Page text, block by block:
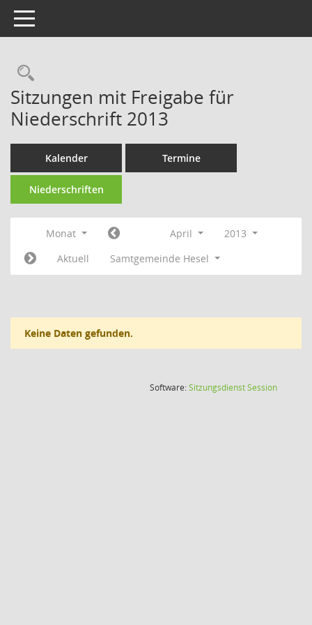
Toggle navigation
Rechercheauswahl
Sitzungen mit Freigabe für
Niederschrift 2013
Kalender Termine
Niederschriften
Monat April
2013
Aktuell
Samtgemeinde Hesel
Keine Daten gefunden.
Software:SitzungsdienstSession(Wird in